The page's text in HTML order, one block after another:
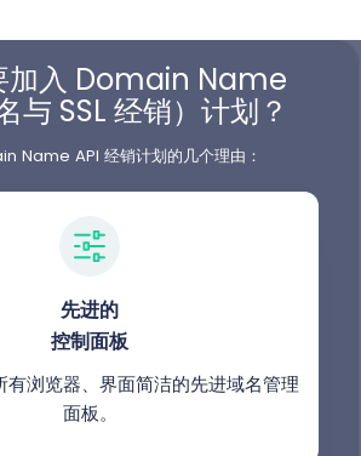
加入 Domain Name
与 SSL 经销）计划？
Name API 经销计划的几个理由：
先进的
控制面板
有浏览器、界面简洁的先进域名管理
面板。